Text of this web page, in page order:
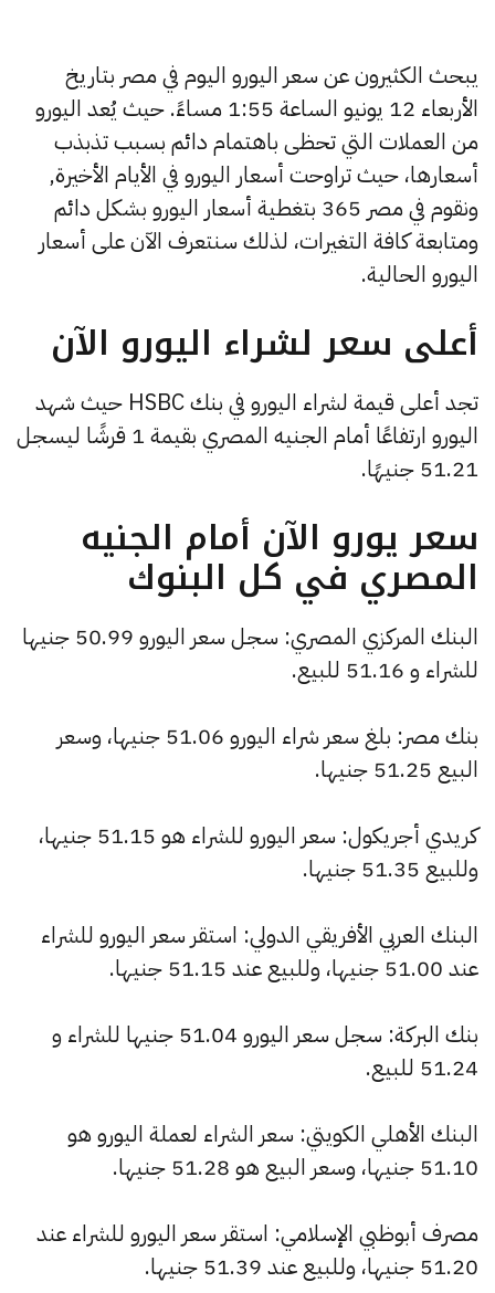
يبحث الكثيرون عن سعر اليورو اليوم في مصر بتاريخ
الأربعاء 12 يونيو الساعة 1:55 مساءً. حيث يُعد اليورو
من العملات التي تحظى باهتمام دائم بسبب تذبذب
أسعارها، حيث تراوحت أسعار اليورو في الأيام الأخيرة,
ونقوم في مصر 365 بتغطية أسعار اليورو بشكل دائم
ومتابعة كافة التغيرات، لذلك سنتعرف الآن على أسعار
اليورو الحالية.
أعلى سعر لشراء اليورو الآن
تجد أعلى قيمة لشراء اليورو في بنك HSBC حيث شهد
اليورو ارتفاعًا أمام الجنيه المصري بقيمة 1 قرشًا ليسجل
51.21 جنيهًا.
سعر يورو الآن أمام الجنيه
المصري في كل البنوك
البنك المركزي المصري: سجل سعر اليورو 50.99 جنيها
للشراء و 51.16 للبيع.
بنك مصر: بلغ سعر شراء اليورو 51.06 جنيها، وسعر
البيع 51.25 جنيها.
كريدي أجريكول: سعر اليورو للشراء هو 51.15 جنيها،
وللبيع 51.35 جنيها.
البنك العربي الأفريقي الدولي: استقر سعر اليورو للشراء
عند 51.00 جنيها، وللبيع عند 51.15 جنيها.
بنك البركة: سجل سعر اليورو 51.04 جنيها للشراء و
51.24 للبيع.
البنك الأهلي الكويتي: سعر الشراء لعملة اليورو هو
51.10 جنيها، وسعر البيع هو 51.28 جنيها.
مصرف أبوظبي الإسلامي: استقر سعر اليورو للشراء عند
51.20 جنيها، وللبيع عند 51.39 جنيها.